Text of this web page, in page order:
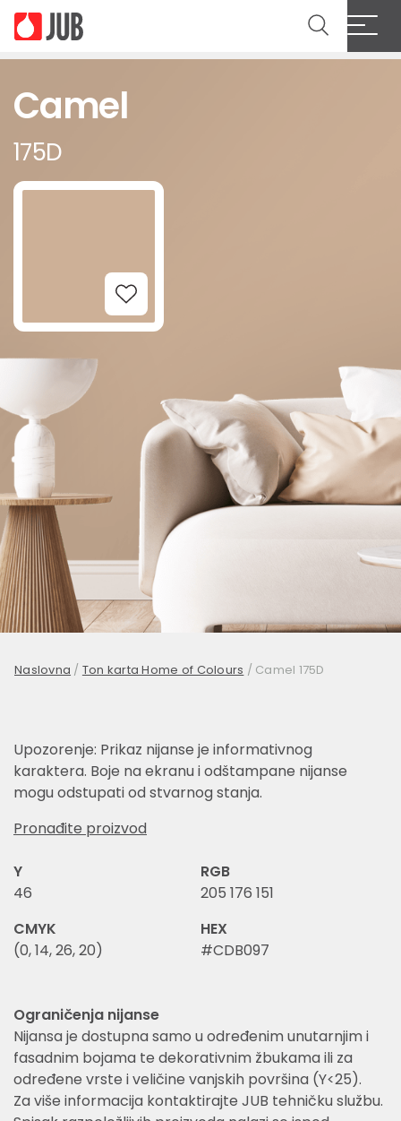
Camel
175D
Add to Wishlist
Naslovna / Ton karta Home of Colours / Camel 175D
Upozorenje: Prikaz nijanse je informativnog
karaktera. Boje na ekranu i odštampane nijanse
mogu odstupati od stvarnog stanja.
Pronađite proizvod
Y
46
RGB
205 176 151
CMYK
(0, 14, 26, 20)
HEX
#CDB097
Ograničenja nijanse
Nijansa je dostupna samo u određenim unutarnjim i
fasadnim bojama te dekorativnim žbukama ili za
određene vrste i veličine vanjskih površina (Y<25).
Za više informacija kontaktirajte JUB tehničku službu.